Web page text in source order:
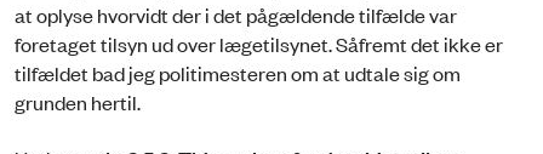
at oplyse hvorvidt der i det pågældende tilfælde var
foretaget tilsyn ud over lægetilsynet. Såfremt det ikke er
tilfældet bad jeg politimesteren om at udtale sig om
grunden hertil.